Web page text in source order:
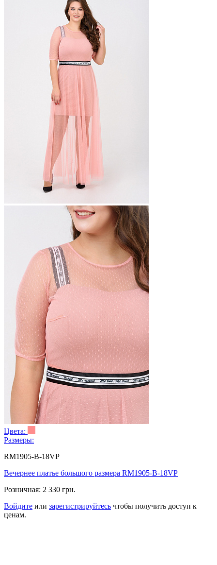
Цвета:
Размеры:
RM1905-B-18VP
Вечернее платье большого размера RM1905-B-18VP
Розничная: 2 330 грн.
Войдите или зарегистрируйтесь чтобы получить доступ к
ценам.